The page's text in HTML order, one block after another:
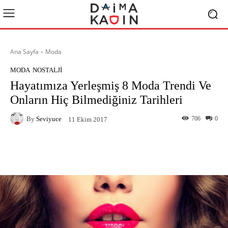
Ana Sayfa Moda
MODA NOSTALJI
Hayatımıza Yerleşmiş 8 Moda Trendi Ve
Onların Hiç Bilmediğiniz Tarihleri
By Seviyuce 11 Ekim 2017 0
706